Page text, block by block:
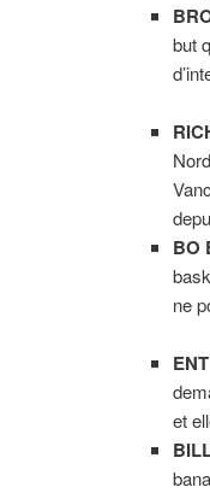
but
BO
ne
et